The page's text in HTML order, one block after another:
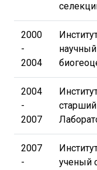
2000
-
2004
2004
-
2007
2007
-
ученый